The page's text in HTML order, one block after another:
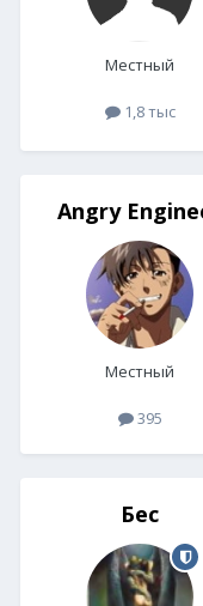
Местный
1,8 тыс
Angry
Местный
395
Бес